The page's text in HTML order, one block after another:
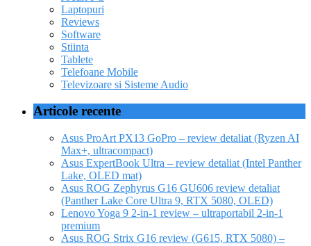
Laptopuri
Reviews
Software
Stiinta
Tablete
Telefoane Mobile
Televizoare si Sisteme Audio
Articole recente
Asus ProArt PX13 GoPro – review detaliat (Ryzen AI
Max+, ultracompact)
Asus ExpertBook Ultra – review detaliat (Intel Panther
Lake, OLED mat)
Asus ROG Zephyrus G16 GU606 review detaliat
(Panther Lake Core Ultra 9, RTX 5080, OLED)
Lenovo Yoga 9 2-in-1 review – ultraportabil 2-in-1
premium
Asus ROG Strix G16 review (G615, RTX 5080) –